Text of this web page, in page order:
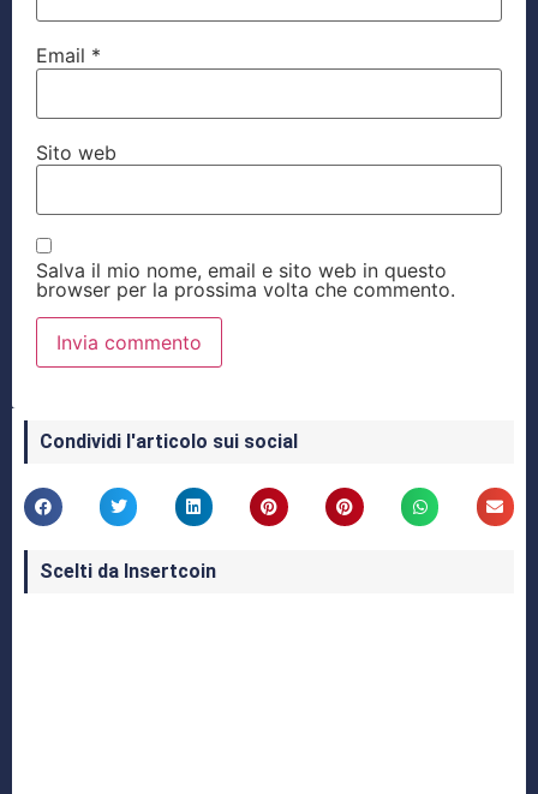
Email *
Sito web
Salva il mio nome, email e sito web in questo
browser per la prossima volta che commento.
Condividi l'articolo sui social
Scelti da Insertcoin